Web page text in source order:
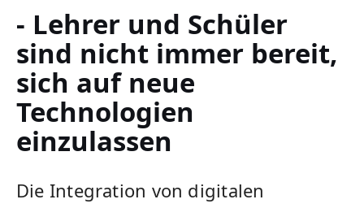
- Lehrer und Schüler‌
sind nicht immer​ bereit,
sich auf neue
Technologien
einzulassen
Die Integration von digitalen ​